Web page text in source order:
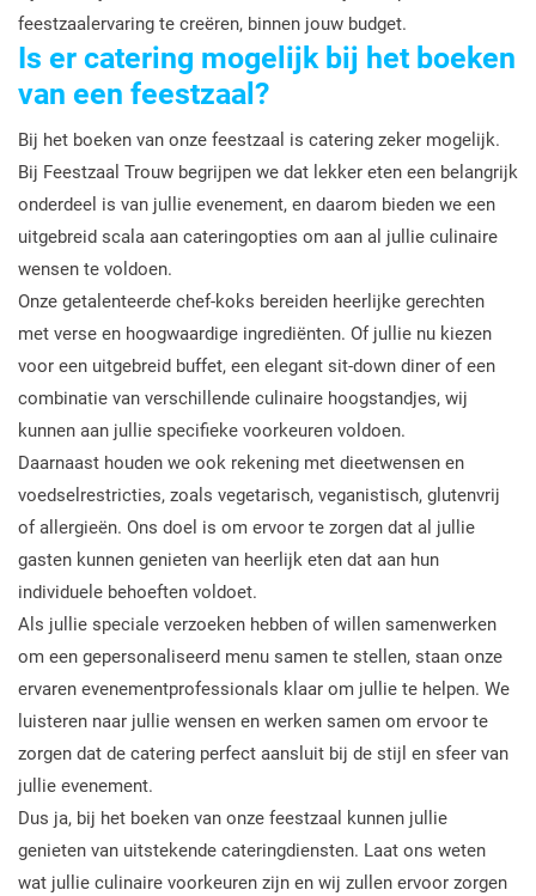
feestzaalervaring te creëren, binnen jouw budget.
Is er catering mogelijk bij het boeken
van een feestzaal?
Bij het boeken van onze feestzaal is catering zeker mogelijk.
Bij Feestzaal Trouw begrijpen we dat lekker eten een belangrijk
onderdeel is van jullie evenement, en daarom bieden we een
uitgebreid scala aan cateringopties om aan al jullie culinaire
wensen te voldoen.
Onze getalenteerde chef-koks bereiden heerlijke gerechten
met verse en hoogwaardige ingrediënten. Of jullie nu kiezen
voor een uitgebreid buffet, een elegant sit-down diner of een
combinatie van verschillende culinaire hoogstandjes, wij
kunnen aan jullie specifieke voorkeuren voldoen.
Daarnaast houden we ook rekening met dieetwensen en
voedselrestricties, zoals vegetarisch, veganistisch, glutenvrij
of allergieën. Ons doel is om ervoor te zorgen dat al jullie
gasten kunnen genieten van heerlijk eten dat aan hun
individuele behoeften voldoet.
Als jullie speciale verzoeken hebben of willen samenwerken
om een gepersonaliseerd menu samen te stellen, staan onze
ervaren evenementprofessionals klaar om jullie te helpen. We
luisteren naar jullie wensen en werken samen om ervoor te
zorgen dat de catering perfect aansluit bij de stijl en sfeer van
jullie evenement.
Dus ja, bij het boeken van onze feestzaal kunnen jullie
genieten van uitstekende cateringdiensten. Laat ons weten
wat jullie culinaire voorkeuren zijn en wij zullen ervoor zorgen